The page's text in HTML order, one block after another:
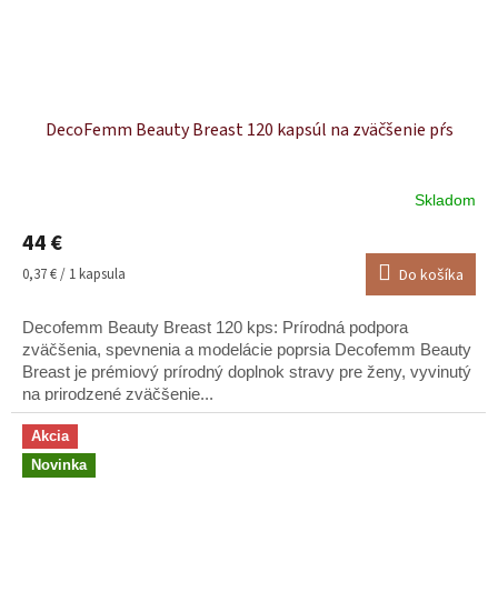
DecoFemm Beauty Breast 120 kapsúl na zväčšenie pŕs
produktu
je
5,0
5
hviezdičiek.
Skladom
44 €
Jednotková
0,37 € / 1 kapsula Do košíka
Decofemm Beauty Breast 120 kps: Prírodná podpora
zväčšenia, spevnenia a modelácie poprsia Decofemm Beauty
Breast je prémiový prírodný doplnok stravy pre ženy, vyvinutý
na prirodzené zväčšenie...
Akcia
Novinka